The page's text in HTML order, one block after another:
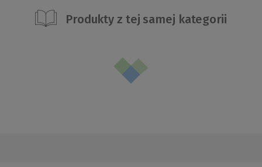
Produkty z tej samej kategorii